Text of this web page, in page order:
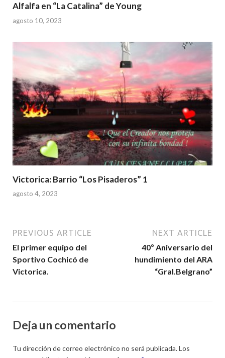
Alfalfa en “La Catalina” de Young
agosto 10, 2023
Victorica: Barrio “Los Pisaderos” 1
agosto 4, 2023
PREVIOUS ARTICLE
El primer equipo del
Sportivo Cochicó de
Victorica.
NEXT ARTICLE
40º Aniversario del
hundimiento del ARA
“Gral.Belgrano”
Deja un comentario
Tu dirección de correo electrónico no será publicada.Los